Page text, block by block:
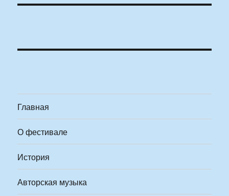
Главная
О фестивале
История
Авторская музыка